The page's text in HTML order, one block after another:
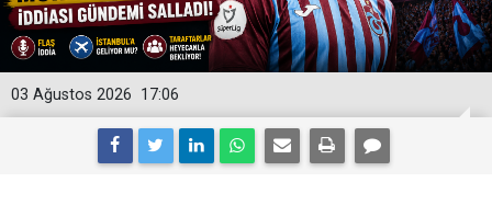
17:06
03 Ağustos 2026